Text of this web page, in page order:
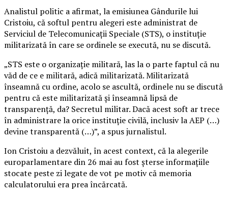
Analistul politic a afirmat, la emisiunea Gândurile lui
Cristoiu, că softul pentru alegeri este administrat de
Serviciul de Telecomunicaţii Speciale (STS), o instituţie
militarizată în care se ordinele se execută, nu se discută.
„STS este o organizaţie militară, las la o parte faptul că nu
văd de ce e militară, adică militarizată. Militarizată
înseamnă cu ordine, acolo se ascultă, ordinele nu se discută
pentru că este militarizată şi înseamnă lipsă de
transparenţă, da? Secretul militar. Dacă acest soft ar trece
în administrare la orice instituţie civilă, inclusiv la AEP (…)
devine transparentă (…)”, a spus jurnalistul.
Ion Cristoiu a dezvăluit, în acest context, că la alegerile
europarlamentare din 26 mai au fost şterse informaţiile
stocate peste zi legate de vot pe motiv că memoria
calculatorului era prea încărcată.